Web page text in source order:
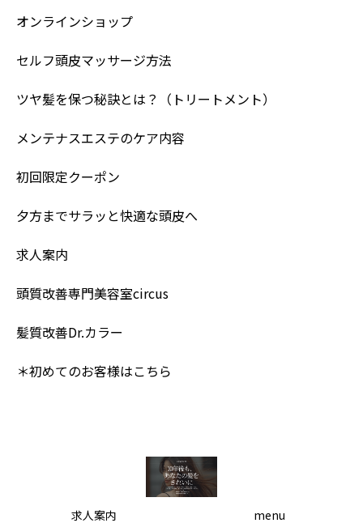
オンラインショップ
セルフ頭皮マッサージ方法
ツヤ髪を保つ秘訣とは？（トリートメント）
メンテナスエステのケア内容
初回限定クーポン
夕方までサラッと快適な頭皮へ
求人案内
頭質改善専門美容室circus
髪質改善Dr.カラー
＊初めてのお客様はこちら
求人案内 menu